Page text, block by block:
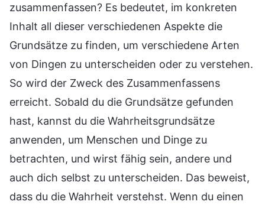
zusammenfassen? Es bedeutet, im konkreten
Inhalt all dieser verschiedenen Aspekte die
Grundsätze zu finden, um verschiedene Arten
von Dingen zu unterscheiden oder zu verstehen.
So wird der Zweck des Zusammenfassens
erreicht. Sobald du die Grundsätze gefunden
hast, kannst du die Wahrheitsgrundsätze
anwenden, um Menschen und Dinge zu
betrachten, und wirst fähig sein, andere und
auch dich selbst zu unterscheiden. Das beweist,
dass du die Wahrheit verstehst. Wenn du einen